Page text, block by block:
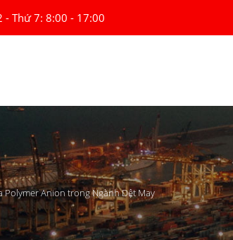
- Thứ 7: 8:00 - 17:00
Polymer Anion trong Ngành Dệt May